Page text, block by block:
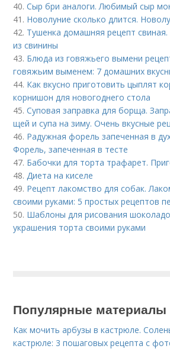
40.Сыр бри аналоги. Любимый сыр
41. Новолуние сколько длится.
42. Тушенка домашняя рецепт
из свинины
43. Блюда из говяжьего вымени
говяжьим выменем: 7 домашних
44. Как вкусно приготовить цыплят
корнишон для новогоднего стола
45.Суповая заправка для борща.
щей и супа на зиму. Очень вкусные
46. Радужная форель запеченная в
Форель, запеченная в тесте
47. Бабочки для торта трафарет.
48.Диета на киселе
49. Рецепт лакомство для собак.
своими руками: 5 простых рецептов
50. Шаблоны для рисования
украшения торта своими руками
Популярные материалы
Как мочить арбузы в кастрюле.
кастрюле: 3 пошаговых рецепта с